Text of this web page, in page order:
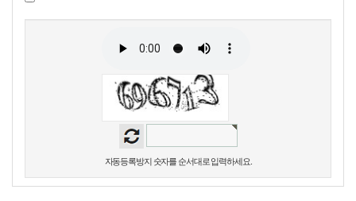
자동등록방지 숫자를 순서대로 입력하세요.